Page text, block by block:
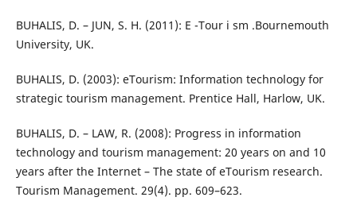
BUHALIS, D. – JUN, S. H. (2011): E -Tour i sm .Bournemouth
University, UK.
BUHALIS, D. (2003): eTourism: Information technology for
strategic tourism management. Prentice Hall, Harlow, UK.
BUHALIS, D. – LAW, R. (2008): Progress in information
technology and tourism management: 20 years on and 10
years after the Internet – The state of eTourism research.
Tourism Management. 29(4). pp. 609–623.